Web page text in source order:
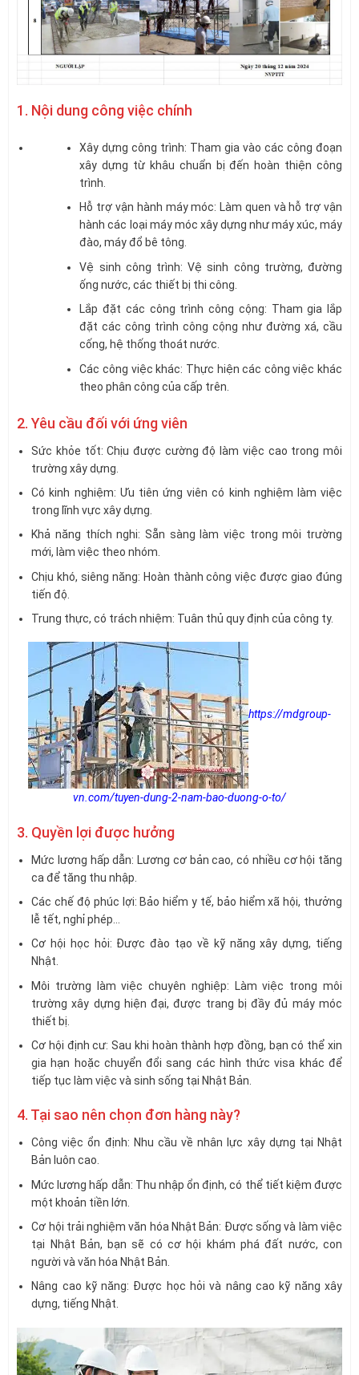
1. Nội dung công việc chính
Xây dựng công trình: Tham gia vào các công đoạn
xây dựng từ khâu chuẩn bị đến hoàn thiện công
trình.
Hỗ trợ vận hành máy móc: Làm quen và hỗ trợ vận
hành các loại máy móc xây dựng như máy xúc, máy
đào, máy đổ bê tông.
Vệ sinh công trình: Vệ sinh công trường, đường
ống nước, các thiết bị thi công.
Lắp đặt các công trình công cộng: Tham gia lắp
đặt các công trình công cộng như đường xá, cầu
cống, hệ thống thoát nước.
Các công việc khác: Thực hiện các công việc khác
theo phân công của cấp trên.
2. Yêu cầu đối với ứng viên
Sức khỏe tốt: Chịu được cường độ làm việc cao trong môi
trường xây dựng.
Có kinh nghiệm: Ưu tiên ứng viên có kinh nghiệm làm việc
trong lĩnh vực xây dựng.
Khả năng thích nghi: Sẵn sàng làm việc trong môi trường
mới, làm việc theo nhóm.
Chịu khó, siêng năng: Hoàn thành công việc được giao đúng
tiến độ.
Trung thực, có trách nhiệm: Tuân thủ quy định của công ty.
https://mdgroup-
vn.com/tuyen-dung-2-nam-bao-duong-o-to/
3. Quyền lợi được hưởng
Mức lương hấp dẫn: Lương cơ bản cao, có nhiều cơ hội tăng
ca để tăng thu nhập.
Các chế độ phúc lợi: Bảo hiểm y tế, bảo hiểm xã hội, thưởng
lễ tết, nghỉ phép…
Cơ hội học hỏi: Được đào tạo về kỹ năng xây dựng, tiếng
Nhật.
Môi trường làm việc chuyên nghiệp: Làm việc trong môi
trường xây dựng hiện đại, được trang bị đầy đủ máy móc
thiết bị.
Cơ hội định cư: Sau khi hoàn thành hợp đồng, bạn có thể xin
gia hạn hoặc chuyển đổi sang các hình thức visa khác để
tiếp tục làm việc và sinh sống tại Nhật Bản.
4. Tại sao nên chọn đơn hàng này?
Công việc ổn định: Nhu cầu về nhân lực xây dựng tại Nhật
Bản luôn cao.
Mức lương hấp dẫn: Thu nhập ổn định, có thể tiết kiệm được
một khoản tiền lớn.
Cơ hội trải nghiệm văn hóa Nhật Bản: Được sống và làm việc
tại Nhật Bản, bạn sẽ có cơ hội khám phá đất nước, con
người và văn hóa Nhật Bản.
Nâng cao kỹ năng: Được học hỏi và nâng cao kỹ năng xây
dựng, tiếng Nhật.